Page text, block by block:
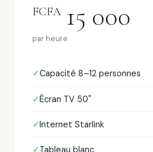
FCFA15 000
par heure
Capacité 8–12 personnes
Écran TV 50"
Internet Starlink
Tableau blanc